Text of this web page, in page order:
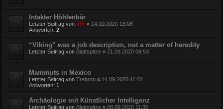
Intakter Höhlenbär
Letzter Beitrag von ulfr « 14.10.2020 13:08
Antworten: 2
“Viking” was a job description, not a matter of heredity
Letzter Beitrag von Blattspitze « 21.09.2020 08:53
Mammuts in Mexico
Letzter Beitrag von Trebron « 14.09.2020 11:02
Antworten: 1
Archäologie mit Künstlicher Intelligenz
Letzter Beitrag von Blattspitze « 08.09.2020 11:35